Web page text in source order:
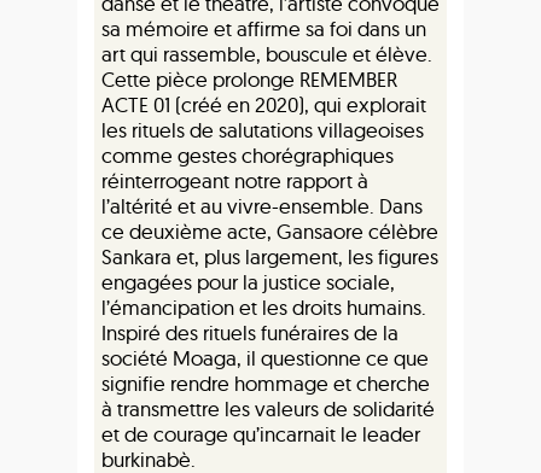
sa mémoire et affirme sa foi dans un
art qui rassemble, bouscule et élève.
Cette pièce prolonge REMEMBER
ACTE 01 (créé en 2020), qui explorait
les rituels de salutations villageoises
comme gestes chorégraphiques
réinterrogeant notre rapport à
l’altérité et au vivre-ensemble. Dans
ce deuxième acte, Gansaore célèbre
Sankara et, plus largement, les figures
engagées pour la justice sociale,
l’émancipation et les droits humains.
Inspiré des rituels funéraires de la
société Moaga, il questionne ce que
signifie rendre hommage et cherche
à transmettre les valeurs de solidarité
et de courage qu’incarnait le leader
burkinabè.